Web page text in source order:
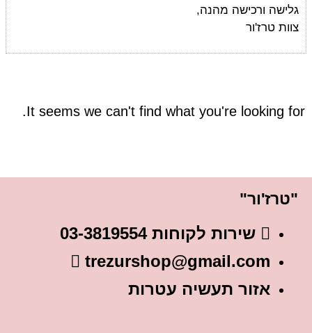
גלישה ורכישה מהנה,
צוות טרז'ור
It seems we can't find what you're looking for.
"טרז'ור"
שירות לקוחות 03-3819554
trezurshop@gmail.com
אזור תעשיה עטרות